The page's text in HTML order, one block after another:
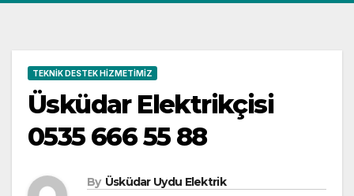
TEKNIK DESTEK HIZMETIMIZ
Üsküdar Elektrikçisi
0535 666 55 88
By Üsküdar Uydu Elektrik